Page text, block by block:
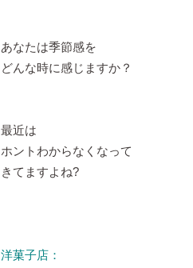
あなたは季節感を
どんな時に感じますか？
最近は
ホントわからなくなって
きてますよね?
洋菓子店：